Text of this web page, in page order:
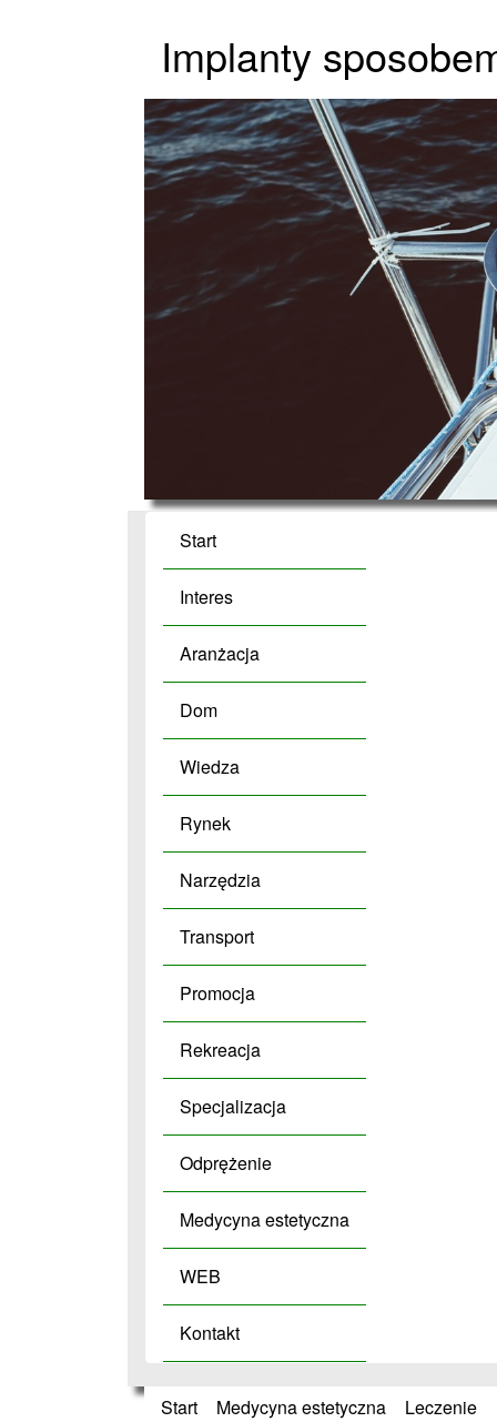
Implanty
Start
Interes
Aranżacja
Dom
Wiedza
Rynek
Narzędzia
Transport
Promocja
Rekreacja
Specjalizacja
Odprężenie
Medycyna estetyczna
WEB
Kontakt
Start Medycyna estetyczna Leczenie